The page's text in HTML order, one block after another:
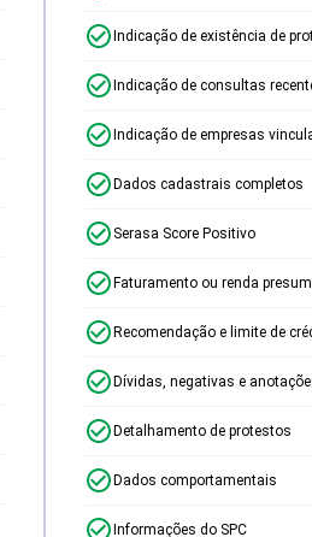
Indicação de existência de
Indicação de consultas
Indicação de empresas
Dados cadastrais completos
Serasa Score Positivo
Faturamento ou renda
Recomendação e limite de
Dívidas, negativas e
Detalhamento de protestos
Dados comportamentais
Informações do SPC